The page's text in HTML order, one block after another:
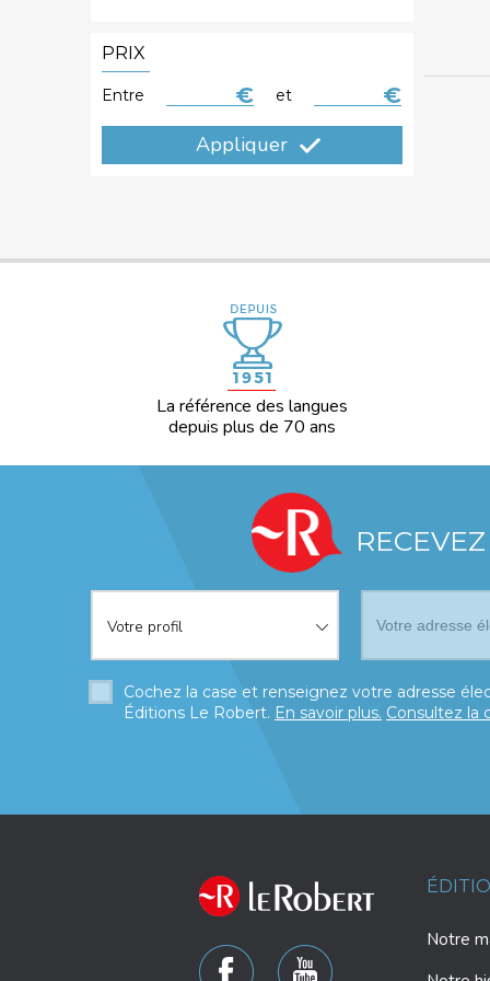
PRIX
Entre
minimum
et
maximum
La référence des langues
depuis plus de 70 ans
Votre profil*
Votre profil
Cochez la case et renseignez votre adresse
Éditions Le Robert. En savoir plus. Consultez la
Notre